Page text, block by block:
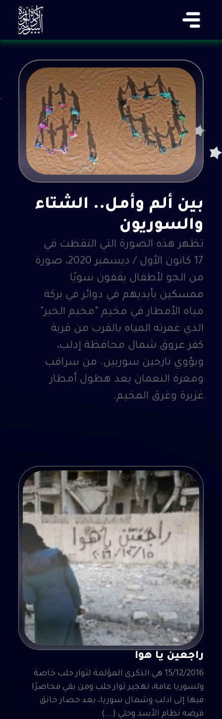
بين ألم وأمل.. الشتاء
والسوريون
تظهر هذه الصورة التي التقطت في
17 كانون الأول / ديسمبر 2020، صورة
من الجو لأطفال يقفون سويًا
ممسكين بأيديهم في دوائر في بركة
مياه الأمطار في مخيم "مخيم الخير"
الذي غمرته المياه بالقرب من قرية
كفر عروق شمال محافظة إدلب،
ويؤوي نازحين سوريين. من سراقب
ومعرة النعمان بعد هطول أمطار
غزيرة وغرق المخيم.
راجعين يا هوا
15/12/2016 هي الذكرى المؤلمة لثوار حلب خاصة
ولسوريا عامة، تهجير ثوار حلب ومن بقي محاصرًا
فيها إلى ادلب وشمال سوريا، بعد حصار خانق
فرضه نظام الأسد وحلي (...)